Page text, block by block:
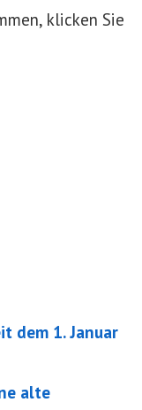
klicken Sie
dem 1. Januar
alte